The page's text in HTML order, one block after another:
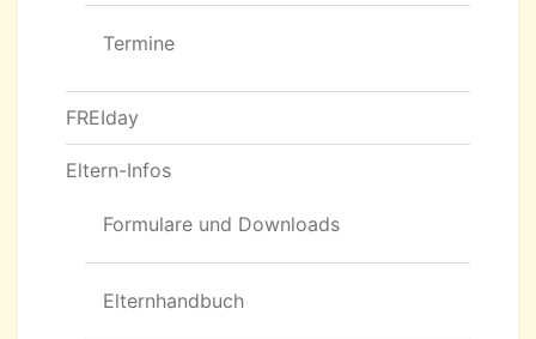
Termine
FREIday
Eltern-Infos
Formulare und Downloads
Elternhandbuch